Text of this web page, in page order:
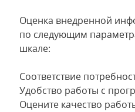
Оценка внедренной
по следующим
шкале:
Соответствие
Удобство работы с
Оцените качество